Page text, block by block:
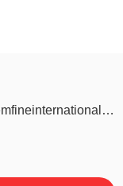
info@chemfineinternational.com